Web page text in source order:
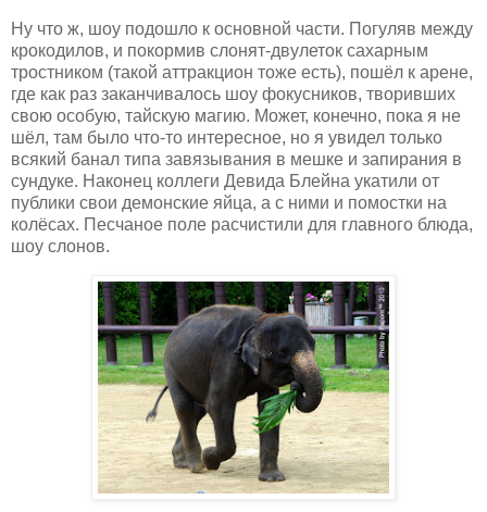
Ну что ж, шоу подошло к основной части. Погуляв между
крокодилов, и покормив слонят-двулеток сахарным
тростником (такой аттракцион тоже есть), пошёл к арене,
где как раз заканчивалось шоу фокусников, творивших
свою особую, тайскую магию. Может, конечно, пока я не
шёл, там было что-то интересное, но я увидел только
всякий банал типа завязывания в мешке и запирания в
сундуке. Наконец коллеги Девида Блейна укатили от
публики свои демонские яйца, а с ними и помостки на
колёсах. Песчаное поле расчистили для главного блюда,
шоу слонов.